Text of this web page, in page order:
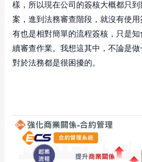
樣，所以現在公司的簽核大概都只
案，進到法務審查階段，就沒有使
有也是相對簡單的流程簽核，只是
續審查作業。我想這其中，不論是做
對於法務都是很困擾的。